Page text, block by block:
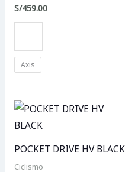
S/459.00
Axis
POCKET DRIVE HV BLACK
Ciclismo